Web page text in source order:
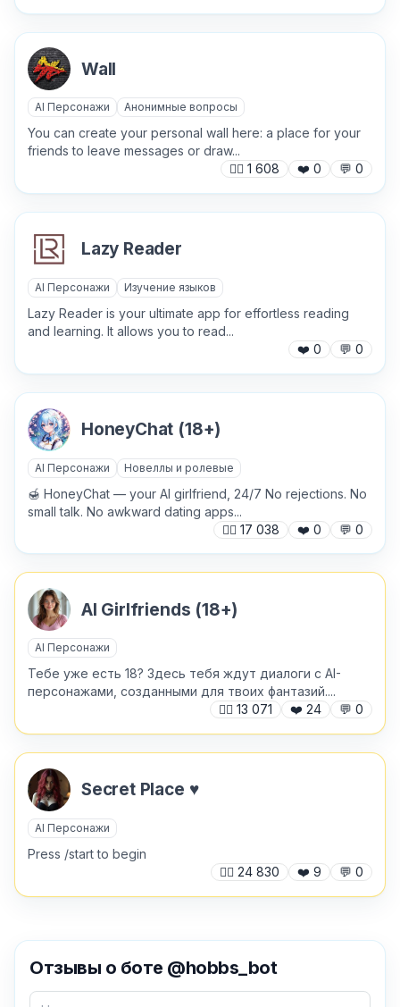
Как добавить бота?
Текст обращения (необязательно)
Хочу получить ответ на email
Отправить
Wall
AI Персонажи Анонимные вопросы
You can create your personal wall here: a place for your
friends to leave messages or draw...
🙍‍♂️ 1 608 ❤️ 0 💬 0
Lazy Reader
AI Персонажи Изучение языков
Lazy Reader is your ultimate app for effortless reading
and learning. It allows you to read...
❤️ 0 💬 0
HoneyChat (18+)
AI Персонажи Новеллы и ролевые
🍯 HoneyChat — your AI girlfriend, 24/7 No rejections. No
small talk. No awkward dating apps...
🙍‍♂️ 17 038 ❤️ 0 💬 0
AI Girlfriends (18+)
AI Персонажи
Тебе уже есть 18? Здесь тебя ждут диалоги с AI-
персонажами, созданными для твоих фантазий....
🙍‍♂️ 13 071 ❤️ 24 💬 0
Secret Place ♥️
AI Персонажи
Press /start to begin
🙍‍♂️ 24 830 ❤️ 9 💬 0
Отзывы о боте @hobbs_bot